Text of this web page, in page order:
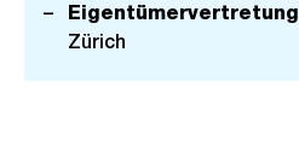
Eigentümervertretung
Zürich